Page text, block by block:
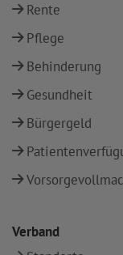
Rente
Pflege
Behinderung
Gesundheit
Bürgergeld
Verband